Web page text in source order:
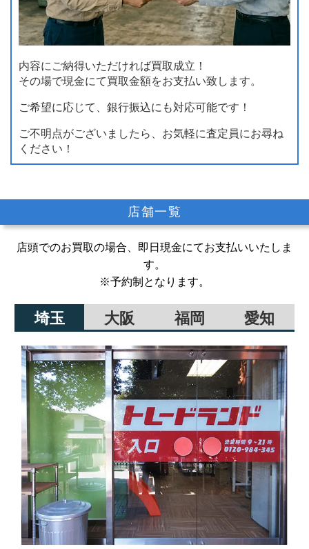
内容にご納得いただければ買取成立！
その場で現金にて買取金額をお支払い致します。
ご希望に応じて、銀行振込にも対応可能です！
ご不明点がございましたら、お気軽に査定員にお尋ね
ください！
店舗一覧
店頭でのお買取の場合、即日現金にてお支払いいたしま
す。
※予約制となります。
埼玉 大阪 福岡 愛知